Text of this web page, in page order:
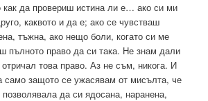
да провериш истина ли е… ако си ми
каквото и да е; ако се чувстваш
тъжна, ако нещо боли, когато си ме
пълното право да си така. Не знам дали
това право. Аз не съм, никога. И
само защото се ужасявам от мисълта, че
да си ядосана, наранена,